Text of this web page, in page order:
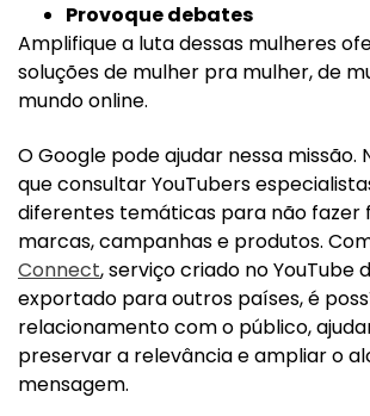
Provoque debates
Amplifique a luta dessas mulheres
soluções de mulher pra mulher, de
mundo online.
O Google pode ajudar nessa missão.
que consultar YouTubers
diferentes temáticas para não fazer
marcas, campanhas e produtos.
Connect, serviço criado no YouTube
exportado para outros países, é
relacionamento com o público,
preservar a relevância e ampliar o
mensagem.